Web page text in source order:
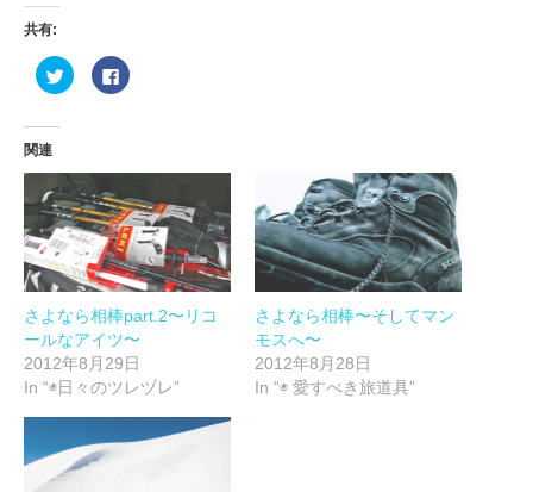
共有:
ク
リ
で
共
有
(新
し
い
ウ
ィ
ン
ウ
で
開
き
ま
す)
Facebook
で
は
リ
ッ
ク
し
て
く
だ
い
(新
し
い
ウ
ィ
ン
ド
で
関連
さよなら相棒part.2〜リコ
ールなアイツ〜
2012年8月29日
In “◉日々のツレヅレ”
さよなら相棒〜そしてマン
モスへ〜
2012年8月28日
In “◉ 愛すべき旅道具”